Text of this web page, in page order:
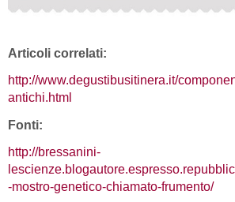
Articoli correlati:
http://www.degustibusitinera.it/
antichi.html
Fonti:
http://bressanini-
-mostro-genetico-chiamato-frumento/